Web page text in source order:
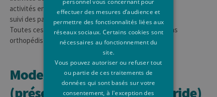
activités encadrées au bloc opératoire
suivi des patients hospitalisés
Toutes ces activités sous la supervision des chirurgiens
orthopédistes senior du service
Mode d'enseignement
(présentiel, à distance, hybride)
effectuer des mesures d’audience et
permettre des fonctionnalités liées aux
réseaux sociaux. Certains cookies sont
nécessaires au fonctionnement du
site.
Vous pouvez autoriser ou refuser tout
ou partie de ces traitements de
données qui sont basés sur votre
consentement, à l'exception des